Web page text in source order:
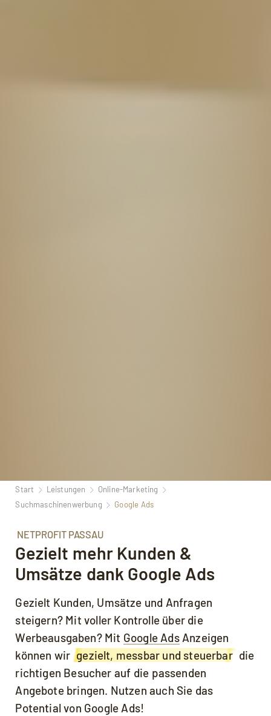
Start Leistungen
Online-Marketing
Suchmaschinenwerbung
Google Ads
NETPROFIT PASSAU
Gezielt mehr Kunden &
Umsätze dank Google Ads
Gezielt Kunden, Umsätze und Anfragen
steigern? Mit voller Kontrolle über die
Werbeausgaben? Mit Google AdsAnzeigen
können wir gezielt, messbar und steuerbar die
richtigen Besucher auf die passenden
Angebote bringen. Nutzen auch Sie das
Potential von Google Ads!